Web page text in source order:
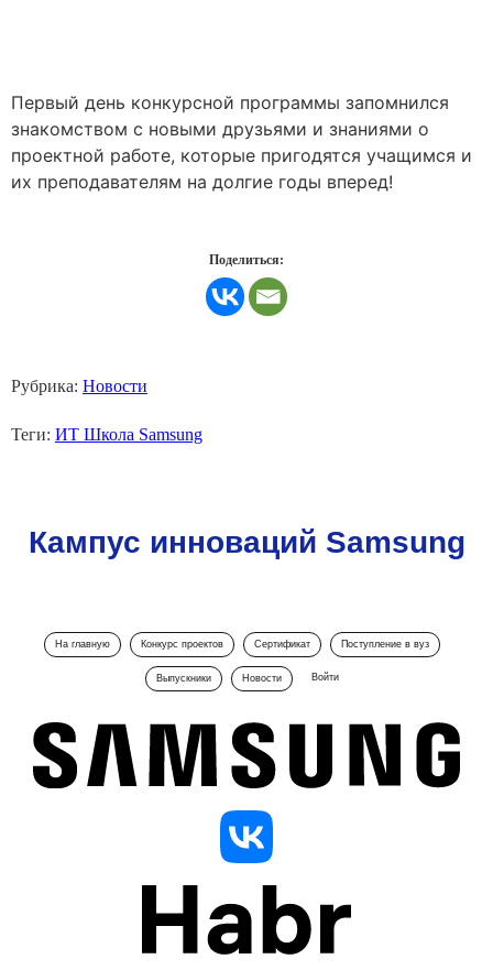
Первый день конкурсной программы запомнился
знакомством с новыми друзьями и знаниями о
проектной работе, которые пригодятся учащимся и
их преподавателям на долгие годы вперед!
Поделиться:
Рубрика: Новости
Теги: ИТ Школа Samsung
Кампус инноваций Samsung
На главную Конкурс проектов Сертификат Поступление в вуз
Выпускники Новости Войти